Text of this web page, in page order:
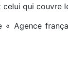
qui couvre
Agence